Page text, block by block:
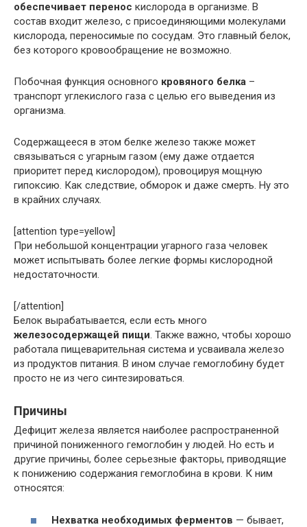
обеспечивает перенос кислорода в организме. В
состав входит железо, с присоединяющими молекулами
кислорода, переносимые по сосудам. Это главный белок,
без которого кровообращение не возможно.
Побочная функция основного кровяного белка –
транспорт углекислого газа с целью его выведения из
организма.
Содержащееся в этом белке железо также может
связываться с угарным газом (ему даже отдается
приоритет перед кислородом), провоцируя мощную
гипоксию. Как следствие, обморок и даже смерть. Ну это
в крайних случаях.
[attention type=yellow]
При небольшой концентрации угарного газа человек
может испытывать более легкие формы кислородной
недостаточности.
[/attention]
Белок вырабатывается, если есть много
железосодержащей пищи. Также важно, чтобы хорошо
работала пищеварительная система и усваивала железо
из продуктов питания. В ином случае гемоглобину будет
просто не из чего синтезироваться.
Причины
Дефицит железа является наиболее распространенной
причиной пониженного гемоглобин у людей. Но есть и
другие причины, более серьезные факторы, приводящие
к понижению содержания гемоглобина в крови. К ним
относятся:
Нехватка необходимых ферментов — бывает,